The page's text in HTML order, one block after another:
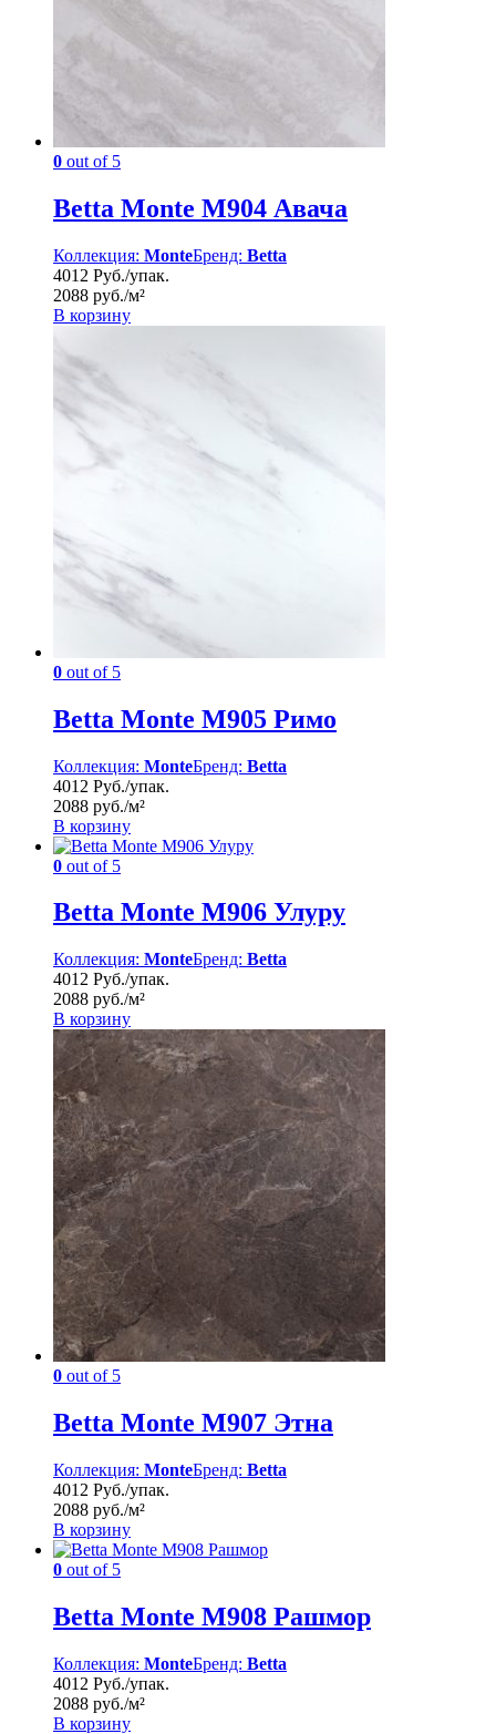
0 out of 5
Betta Monte M904 Авача
Коллекция: MonteБренд: Betta
4012 Руб./упак.
2088 руб./м²
В корзину
0 out of 5
Betta Monte M905 Римо
Коллекция: MonteБренд: Betta
4012 Руб./упак.
2088 руб./м²
В корзину
0 out of 5
Betta Monte M906 Улуру
Коллекция: MonteБренд: Betta
4012 Руб./упак.
2088 руб./м²
В корзину
0 out of 5
Betta Monte M907 Этна
Коллекция: MonteБренд: Betta
4012 Руб./упак.
2088 руб./м²
В корзину
0 out of 5
Betta Monte M908 Рашмор
Коллекция: MonteБренд: Betta
4012 Руб./упак.
2088 руб./м²
В корзину